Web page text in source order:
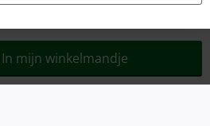
In mijn winkelmandje
BV